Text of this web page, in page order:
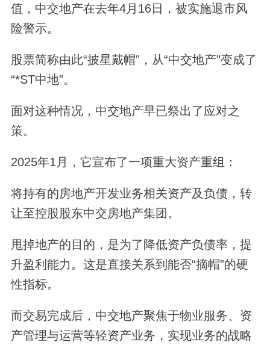
值，中交地产在去年4月16日，被实施退市风
险警示。
股票简称由此“披星戴帽”，从“中交地产”变成了
“*ST中地”。
面对这种情况，中交地产早已祭出了应对之
策。
2025年1月，它宣布了一项重大资产重组：
将持有的房地产开发业务相关资产及负债，转
让至控股股东中交房地产集团。
甩掉地产的目的，是为了降低资产负债率，提
升盈利能力。这是直接关系到能否“摘帽”的硬
性指标。
而交易完成后，中交地产聚焦于物业服务、资
产管理与运营等轻资产业务，实现业务的战略